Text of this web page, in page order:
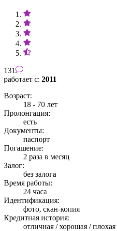
131
работает с: 2011
Возраст:
18 - 70 лет
Пролонгация:
есть
Документы:
паспорт
Погашение:
2 раза в месяц
Залог:
без залога
Время работы:
24 часа
Идентификация:
фото, скан-копия
Кредитная история:
отличная / хорошая / плохая